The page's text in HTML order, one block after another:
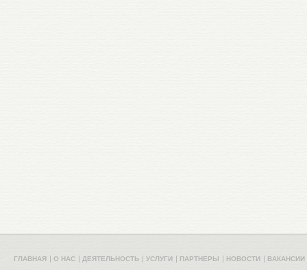
ГЛАВНАЯ О НАС ДЕЯТЕЛЬНОСТЬ УСЛУГИ ПАРТНЕРЫ НОВОСТИ ВАКАНСИИ